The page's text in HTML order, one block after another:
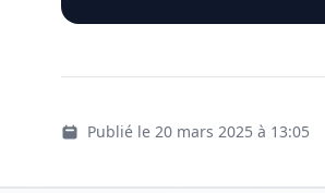
Publié le 20 mars 2025 à 13:05